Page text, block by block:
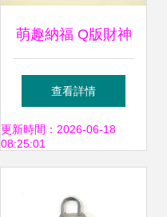
萌趣納福 Q版財神
彈簧車載公仔，義
烏藍喵電商的樹脂
查看詳情
更新時間：2026-06-18
08:25:01